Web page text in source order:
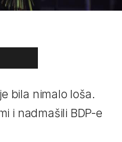
bila nimalo loša.
i nadmašili BDP-e